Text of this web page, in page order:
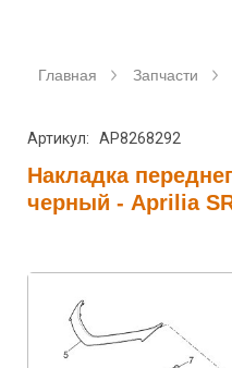
Главная Запчасти
Артикул: AP8268292
Накладка
черный - Aprilia